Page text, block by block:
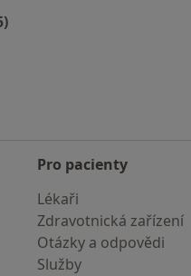
Pro pacienty
Lékaři
Zdravotnická zařízení
Otázky a odpovědi
Služby